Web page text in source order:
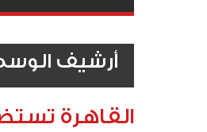
أرشيف
القاهرة